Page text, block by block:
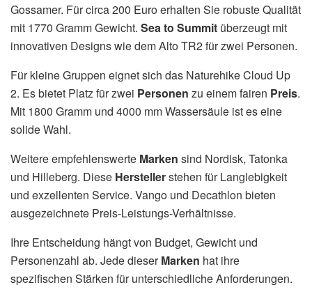
Gossamer. Für circa 200 Euro erhalten Sie robuste Qualität
mit 1770 Gramm Gewicht. Sea to Summit überzeugt mit
innovativen Designs wie dem Alto TR2 für zwei Personen.
Für kleine Gruppen eignet sich das Naturehike Cloud Up
2. Es bietet Platz für zwei Personen zu einem fairen Preis.
Mit 1800 Gramm und 4000 mm Wassersäule ist es eine
solide Wahl.
Weitere empfehlenswerte Marken sind Nordisk, Tatonka
und Hilleberg. Diese Herstellerstehen für Langlebigkeit
und exzellenten Service. Vango und Decathlon bieten
ausgezeichnete Preis-Leistungs-Verhältnisse.
Ihre Entscheidung hängt von Budget, Gewicht und
Personenzahl ab. Jede dieserMarken hat ihre
spezifischen Stärken für unterschiedliche Anforderungen.